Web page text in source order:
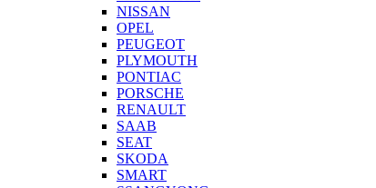
NISSAN
OPEL
PEUGEOT
PLYMOUTH
PONTIAC
PORSCHE
RENAULT
SAAB
SEAT
SKODA
SMART